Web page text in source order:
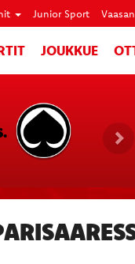
Junior Sport
JOUKKUE